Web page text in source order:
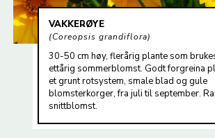
VAKKERØYE
Coreopsis grandiflora
30-50 cm høy, flerårig plante som
ettårig sommerblomst. Godt forgreina
et grunt rotsystem, smale blad og gule
blomsterkorger, fra juli til september.
snittblomst.